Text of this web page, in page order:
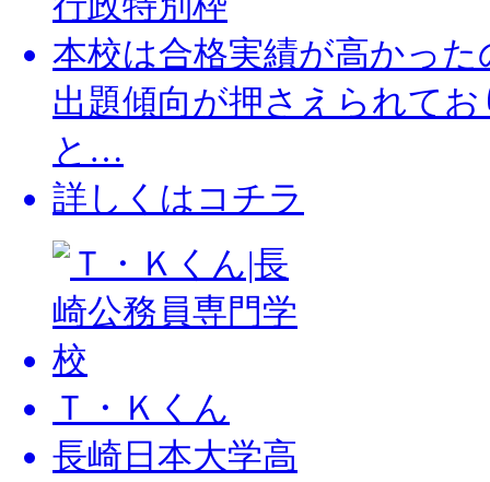
本校は合格実績が高かっ
出題傾向が押さえられて
と…
詳しくはコチラ
Ｔ・Ｋくん
長崎日本大学高